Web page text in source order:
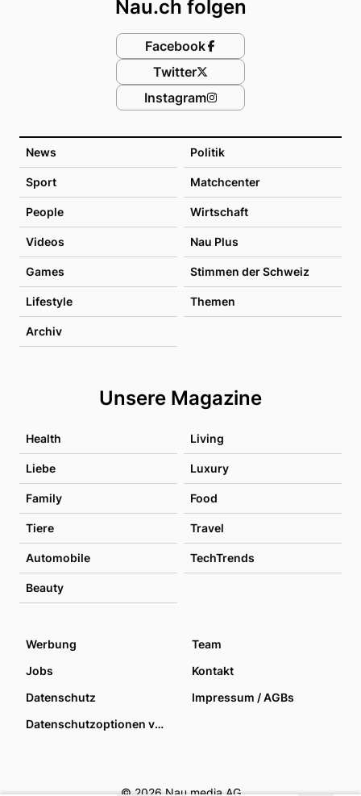
News Politik
Sport Matchcenter
People Wirtschaft
Videos Nau Plus
Games Stimmen der Schweiz
Lifestyle Themen
Archiv
Unsere Magazine
Health Living
Liebe Luxury
Family Food
Tiere Travel
Automobile TechTrends
Beauty
Nau.ch folgen
Facebook
Twitter
Instagram
Werbung
Team
Jobs
Kontakt
Datenschutz
Impressum / AGBs
Datenschutzoptionen verwalten
© 2026 Nau media AG